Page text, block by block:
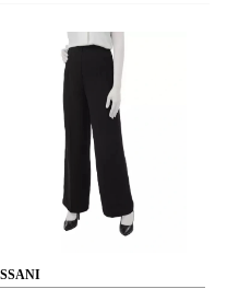
RISSANI